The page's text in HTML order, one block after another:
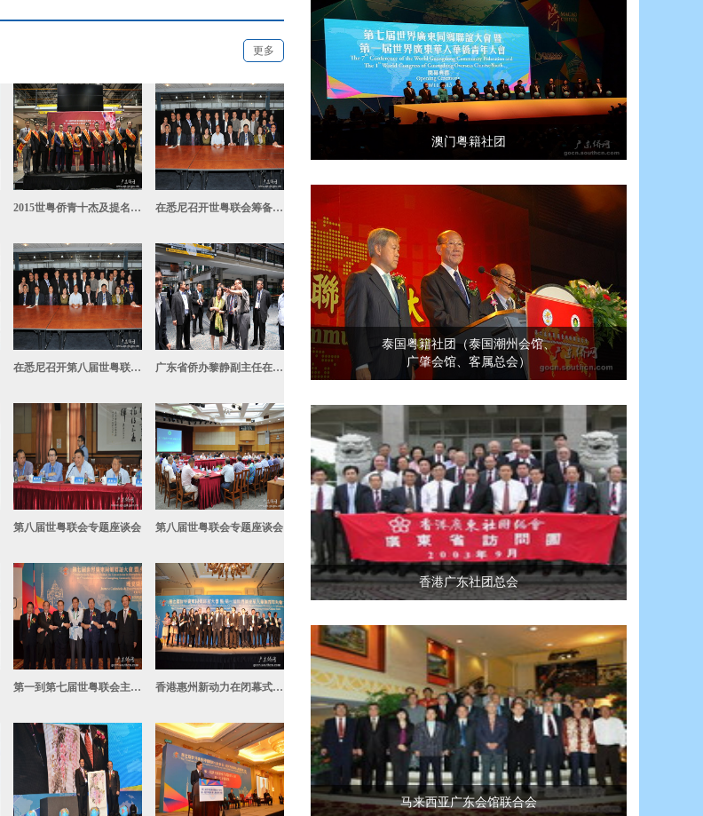
澳门粤籍社团
泰国粤籍社团（泰国潮州会馆、
广肇会馆、客属总会）
香港广东社团总会
马来西亚广东会馆联合会
更多
2015世粤侨青十杰及提名奖获得者合影 在悉尼召开世粤联会筹备工作会议
在悉尼召开第八届世粤联会第一次常务理事会 广东省侨办黎静副主任在悉尼考察场地
第八届世粤联会专题座谈会 第八届世粤联会专题座谈会
第一到第七届世粤联会主办方手牵手心连心！ 香港惠州新动力在闭幕式现场演唱获金奖会歌